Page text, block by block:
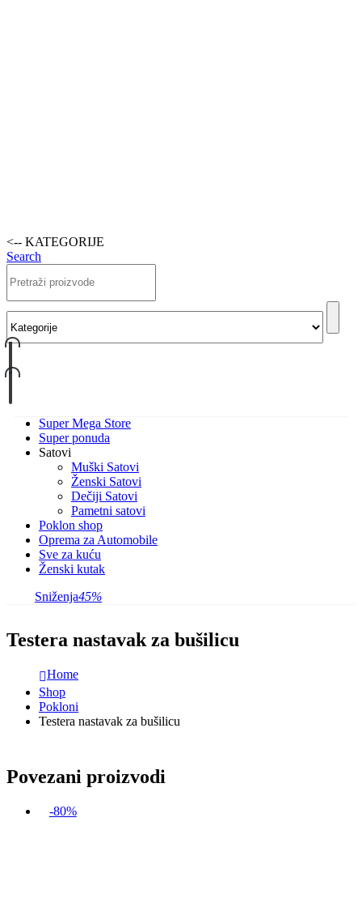
<-- KATEGORIJE
Search
Super Mega Store
Super ponuda
Satovi
Muški Satovi
Ženski Satovi
Dečiji Satovi
Pametni satovi
Poklon shop
Oprema za Automobile
Sve za kuću
Ženski kutak
Sniženja45%
Testera nastavak za bušilicu
Home
Shop
Pokloni
Testera nastavak za bušilicu
Povezani proizvodi
-80%